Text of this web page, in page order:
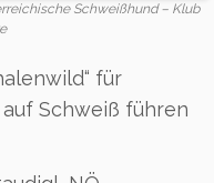
Schweißhund – Klub
für
Schweiß führen